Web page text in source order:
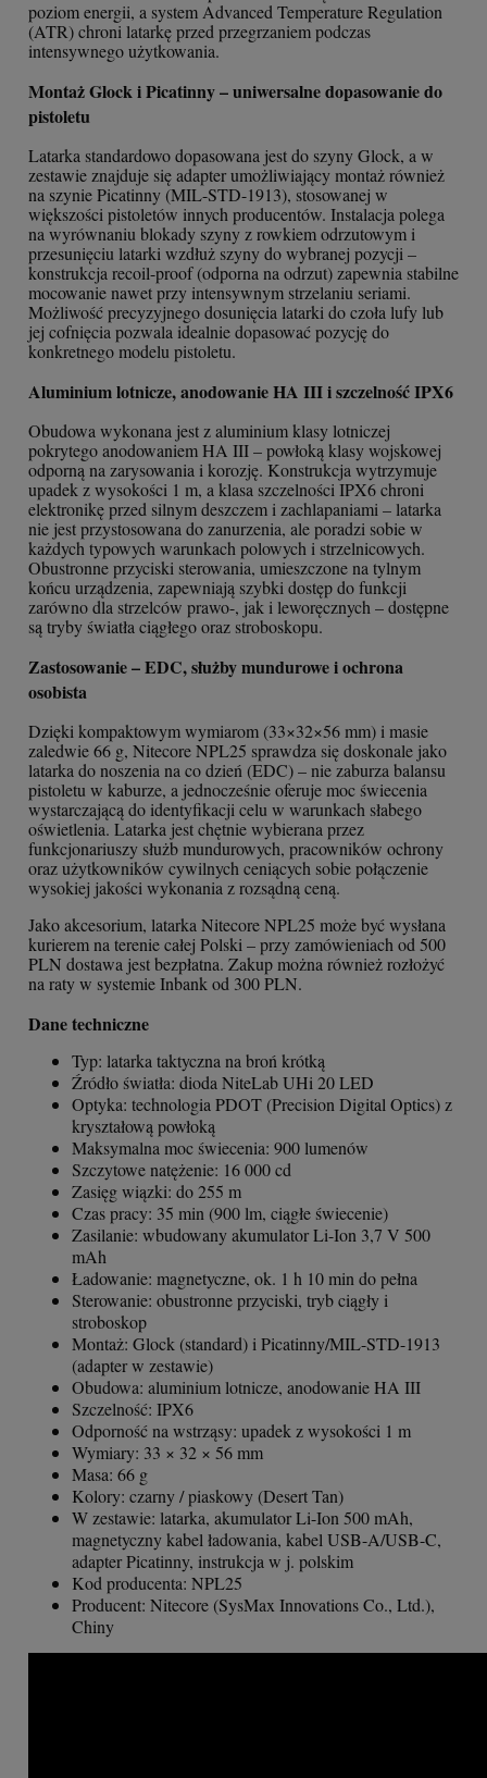
poziom energii, a system Advanced Temperature Regulation
(ATR) chroni latarkę przed przegrzaniem podczas
intensywnego użytkowania.
Montaż Glock i Picatinny – uniwersalne dopasowanie do
pistoletu
Latarka standardowo dopasowana jest do szyny Glock, a w
zestawie znajduje się adapter umożliwiający montaż również
na szynie Picatinny (MIL-STD-1913), stosowanej w
większości pistoletów innych producentów. Instalacja polega
na wyrównaniu blokady szyny z rowkiem odrzutowym i
przesunięciu latarki wzdłuż szyny do wybranej pozycji –
konstrukcja recoil-proof (odporna na odrzut) zapewnia stabilne
mocowanie nawet przy intensywnym strzelaniu seriami.
Możliwość precyzyjnego dosunięcia latarki do czoła lufy lub
jej cofnięcia pozwala idealnie dopasować pozycję do
konkretnego modelu pistoletu.
Aluminium lotnicze, anodowanie HA III i szczelność IPX6
Obudowa wykonana jest z aluminium klasy lotniczej
pokrytego anodowaniem HA III – powłoką klasy wojskowej
odporną na zarysowania i korozję. Konstrukcja wytrzymuje
upadek z wysokości 1 m, a klasa szczelności IPX6 chroni
elektronikę przed silnym deszczem i zachlapaniami – latarka
nie jest przystosowana do zanurzenia, ale poradzi sobie w
każdych typowych warunkach polowych i strzelnicowych.
Obustronne przyciski sterowania, umieszczone na tylnym
końcu urządzenia, zapewniają szybki dostęp do funkcji
zarówno dla strzelców prawo-, jak i leworęcznych – dostępne
są tryby światła ciągłego oraz stroboskopu.
Zastosowanie – EDC, służby mundurowe i ochrona
osobista
Dzięki kompaktowym wymiarom (33×32×56 mm) i masie
zaledwie 66 g, Nitecore NPL25 sprawdza się doskonale jako
latarka do noszenia na co dzień (EDC) – nie zaburza balansu
pistoletu w kaburze, a jednocześnie oferuje moc świecenia
wystarczającą do identyfikacji celu w warunkach słabego
oświetlenia. Latarka jest chętnie wybierana przez
funkcjonariuszy służb mundurowych, pracowników ochrony
oraz użytkowników cywilnych ceniących sobie połączenie
wysokiej jakości wykonania z rozsądną ceną.
Jako akcesorium, latarka Nitecore NPL25 może być wysłana
kurierem na terenie całej Polski – przy zamówieniach od 500
PLN dostawa jest bezpłatna. Zakup można również rozłożyć
na raty w systemie Inbank od 300 PLN.
Dane techniczne
Typ: latarka taktyczna na broń krótką
Źródło światła: dioda NiteLab UHi 20 LED
Optyka: technologia PDOT (Precision Digital Optics) z
kryształową powłoką
Maksymalna moc świecenia: 900 lumenów
Szczytowe natężenie: 16 000 cd
Zasięg wiązki: do 255 m
Czas pracy: 35 min (900 lm, ciągłe świecenie)
Zasilanie: wbudowany akumulator Li-Ion 3,7 V 500
mAh
Ładowanie: magnetyczne, ok. 1 h 10 min do pełna
Sterowanie: obustronne przyciski, tryb ciągły i
stroboskop
Montaż: Glock (standard) i Picatinny/MIL-STD-1913
(adapter w zestawie)
Obudowa: aluminium lotnicze, anodowanie HA III
Szczelność: IPX6
Odporność na wstrząsy: upadek z wysokości 1 m
Wymiary: 33 × 32 × 56 mm
Masa: 66 g
Kolory: czarny / piaskowy (Desert Tan)
W zestawie: latarka, akumulator Li-Ion 500 mAh,
magnetyczny kabel ładowania, kabel USB-A/USB-C,
adapter Picatinny, instrukcja w j. polskim
Kod producenta: NPL25
Producent: Nitecore (SysMax Innovations Co., Ltd.),
Chiny